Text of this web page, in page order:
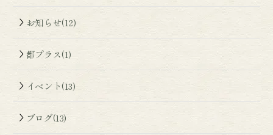
お知らせ(12)
都プラス(1)
イベント(13)
ブログ(13)